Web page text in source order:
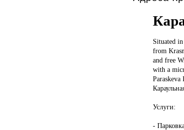
Situated in
from
and free
with a
Услуги:
-